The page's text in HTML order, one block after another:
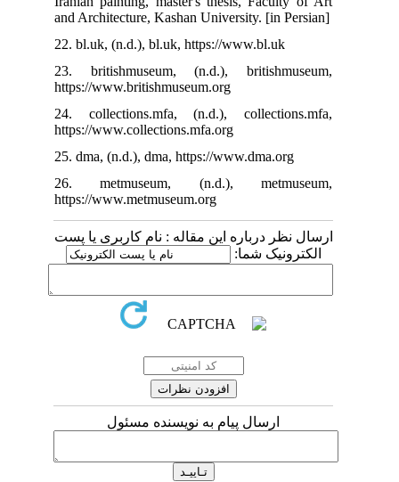
and Architecture, Kashan University. [in Persian]
22. bl.uk, (n.d.), bl.uk, https://www.bl.uk
23. britishmuseum, (n.d.), britishmuseum,
https://www.britishmuseum.org
24. collections.mfa, (n.d.), collections.mfa,
https://www.collections.mfa.org
25. dma, (n.d.), dma, https://www.dma.org
26. metmuseum, (n.d.), metmuseum,
https://www.metmuseum.org
ارسال نظر درباره این مقاله : نام کاربری یا پست
الکترونیک شما:
ارسال پیام به نویسنده مسئول